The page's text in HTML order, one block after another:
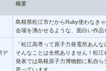
概要
島根県松江市だからRuby使わなき
会場を沸かせるような、面白い作
デ
「松江高専って原子力発電所あん
そんなことは全然ありません！松
発表では島根原子力博物館に私自
思っています。